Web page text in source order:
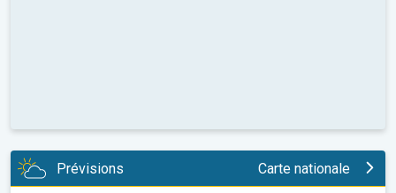
Prévisions Carte nationale